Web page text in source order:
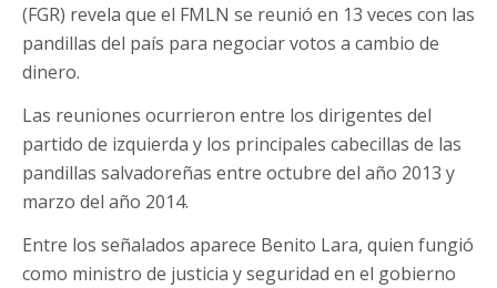
(FGR) revela que el FMLN se reunió en 13 veces con las
pandillas del país para negociar votos a cambio de
dinero.
Las reuniones ocurrieron entre los dirigentes del
partido de izquierda y los principales cabecillas de las
pandillas salvadoreñas entre octubre del año 2013 y
marzo del año 2014.
Entre los señalados aparece Benito Lara, quien fungió
como ministro de justicia y seguridad en el gobierno